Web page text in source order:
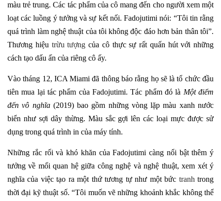
màu trẻ trung. Các tác phẩm của cô mang đến cho người xem một
loạt các luồng ý tưởng và sự kết nối. Fadojutimi nói: “Tôi tin rằng
quá trình làm nghệ thuật của tôi không độc đáo hơn bản thân tôi”.
Thương hiệu trừu tượng của cô thực sự rất quấn hút với những
cách tạo dấu ấn của riêng cô ấy.
Vào tháng 12, ICA Miami đã thông báo rằng họ sẽ là tổ chức đầu
tiên mua lại tác phẩm của Fadojutimi. Tác phẩm đó là Một điểm
đến vô nghĩa(2019) bao gồm những vòng lặp màu xanh nước
biển như sợi dây thừng. Màu sắc gợi lên các loại mực được sử
dụng trong quá trình in của máy tính.
Những rắc rối và khó khăn của Fadojutimi càng nổi bật thêm ý
tưởng về mối quan hệ giữa công nghệ và nghệ thuật, xem xét ý
nghĩa của việc tạo ra một thứ tương tự như một bức tranh trong
thời đại kỹ thuật số. “Tôi muốn vẽ những khoảnh khắc không thể